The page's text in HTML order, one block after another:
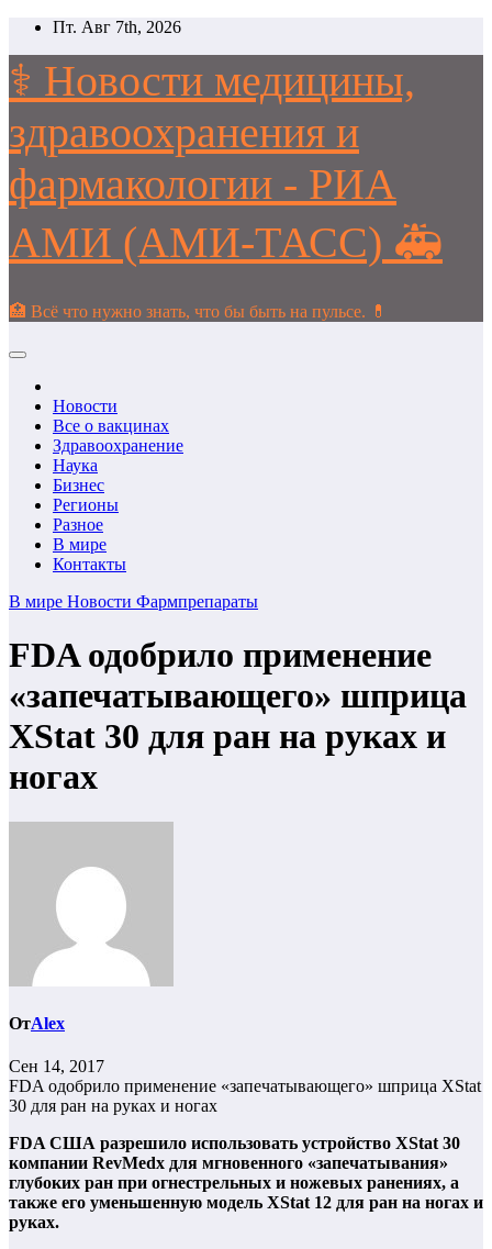
Перейти
содержимому
Пт. Авг 7th, 2026
⚕️ Новости медицины,
здравоохранения и
фармакологии - РИА
АМИ (АМИ-ТАСС) 🚑
🏥 Всё что нужно знать, что бы быть на пульсе. 💊
Новости
Все о вакцинах
Здравоохранение
Наука
Бизнес
Регионы
Разное
В мире
Контакты
В мире Новости Фармпрепараты
FDA одобрило применение
«запечатывающего» шприца
XStat 30 для ран на руках и
ногах
ОтAlex
Сен 14, 2017
FDA одобрило применение «запечатывающего» шприца XStat
30 для ран на руках и ногах
FDA США разрешило использовать устройство XStat 30
компании RevMedx для мгновенного «запечатывания»
глубоких ран при огнестрельных и ножевых ранениях, а
также его уменьшенную модель XStat 12 для ран на ногах и
руках.